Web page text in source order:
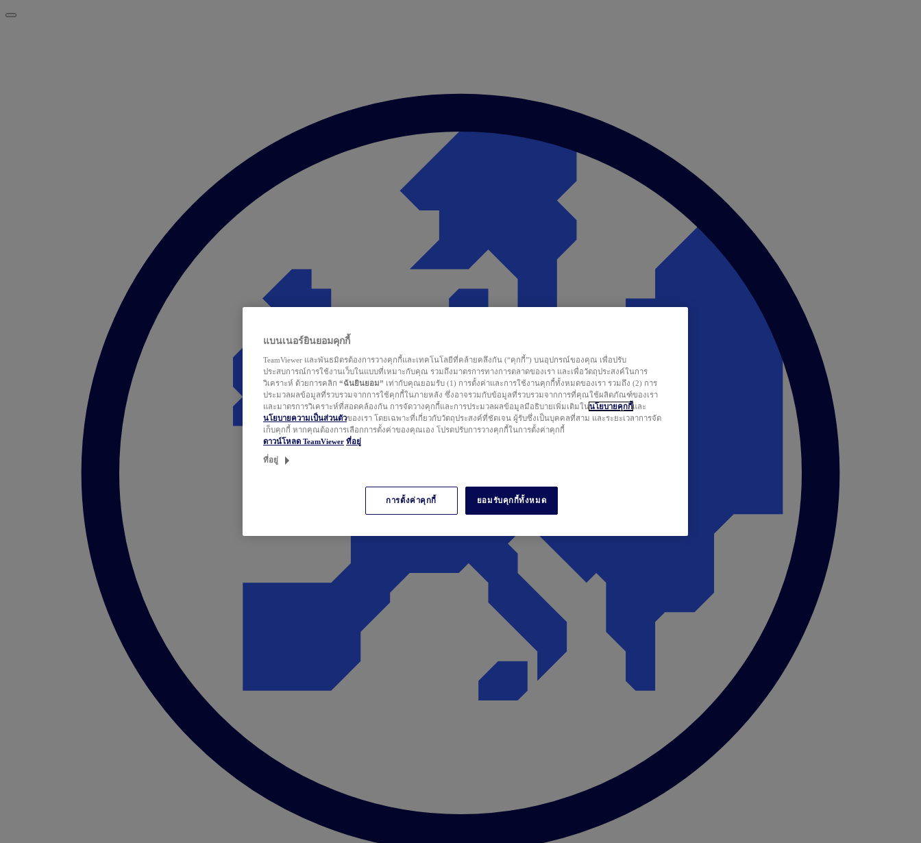
แบนเนอร์ยินยอมคุกกี้
TeamViewer และพันธมิตรต้องการวางคุกกี้และเทคโนโลยีที่คล้ายคลึงกัน (“คุกกี้”) บนอุปกรณ์ของคุณ เพื่อปรับ
ประสบการณ์การใช้งานเว็บในแบบที่เหมาะกับคุณ รวมถึงมาตรการทางการตลาดของเรา และเพื่อวัตถุประสงค์ในการ
วิเคราะห์ ด้วยการคลิก “ฉันยินยอม” เท่ากับคุณยอมรับ (1) การตั้งค่าและการใช้งานคุกกี้ทั้งหมดของเรา รวมถึง (2) การ
ประมวลผลข้อมูลที่รวบรวมจากการใช้คุกกี้ในภายหลัง ซึ่งอาจรวมกับข้อมูลที่รวบรวมจากการที่คุณใช้ผลิตภัณฑ์ของเรา
และมาตรการวิเคราะห์ที่สอดคล้องกัน การจัดวางคุกกี้และการประมวลผลข้อมูลมีอธิบายเพิ่มเติมในนโยบายคุกกี้และ
นโยบายความเป็นส่วนตัวของเรา โดยเฉพาะที่เกี่ยวกับวัตถุประสงค์ที่ชัดเจน ผู้รับซึ่งเป็นบุคคลที่สาม และระยะเวลาการจัด
เก็บคุกกี้ หากคุณต้องการเลือกการตั้งค่าของคุณเอง โปรดปรับการวางคุกกี้ในการตั้งค่าคุกกี้
ดาวน์โหลด TeamViewer ที่อยู่
ที่อยู่
การตั้งค่าคุกกี้ ยอมรับคุกกี้ทั้งหมด